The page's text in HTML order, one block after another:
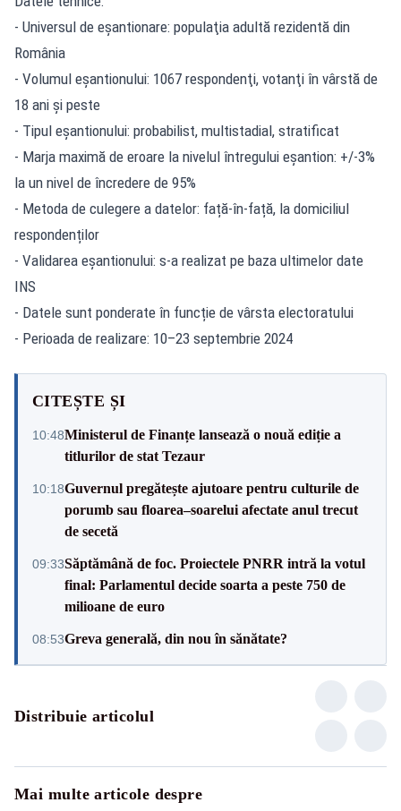
- Universul de eșantionare: populaţia adultă rezidentă din
România
- Volumul eşantionului: 1067 respondenţi, votanţi în vârstă de
18 ani şi peste
- Tipul eșantionului: probabilist, multistadial, stratificat
- Marja maximă de eroare la nivelul întregului eșantion: +/-3%
la un nivel de încredere de 95%
- Metoda de culegere a datelor: față-în-față, la domiciliul
respondenților
- Validarea eșantionului: s-a realizat pe baza ultimelor date
INS
- Datele sunt ponderate în funcție de vârsta electoratului
- Perioada de realizare: 10–23 septembrie 2024
CITEȘTE ȘI
10:48Ministerul de Finanțe lansează o nouă ediție a
titlurilor de stat Tezaur
10:18Guvernul pregătește ajutoare pentru culturile de
porumb sau floarea–soarelui afectate anul trecut
de secetă
09:33Săptămână de foc. Proiectele PNRR intră la votul
final: Parlamentul decide soarta a peste 750 de
milioane de euro
08:53Greva generală, din nou în sănătate?
Distribuie articolul
Mai multe articole despre